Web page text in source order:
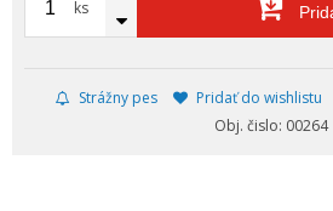
ks
Strážny pes Pridať do wishlistu
Obj. čislo: 00264